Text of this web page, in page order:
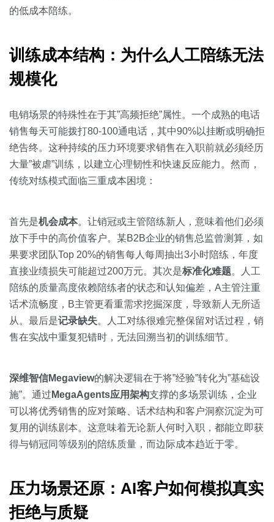
销售人员
销售管理
培训辅导
白皮书
销售会话智能
的低成本陪练。
训练成本结构：为什么人工陪练无法
规模化
电销场景的特殊性在于其”高频拒绝”属性。一个成熟的电话
销售每天可能拨打80-100通电话，其中90%以挂断或明确拒
绝告终。这种持续的压力环境要求销售在入职前就必须经历
大量”被虐”训练，以建立心理韧性和快速反应能力。然而，
传统对练模式面临三重成本困境：
首先是机会成本。让销冠或主管陪练新人，意味着他们必须
放下手中的高价值客户。某B2B企业的销售总监曾测算，如
果要求团队Top 20%的销售每人每周抽出3小时陪练，年度
直接业绩损失可能超过200万元。其次是标准化难题。人工
陪练的质量高度依赖陪练者的状态和认知偏差，A主管注重
话术流畅度，B主管更看重需求挖掘深度，导致新人无所适
从。最后是记录缺失。人工对练很难完整保留对话过程，销
售在实战中重复犯错时，无法回溯当初的训练细节。
深维智信Megaview的解决逻辑在于将”经验”转化为”基础设
施”。通过 MegaAgents应用架构支撑的多场景训练，企业
可以将优秀销售的应对策略、话术结构和客户洞察沉淀为可
复用的训练剧本。这意味着无论新人何时入职，都能立即获
得与销冠同等级别的陪练质量，而边际成本趋近于零。
压力场景还原：AI客户如何模拟真实
拒绝与质疑